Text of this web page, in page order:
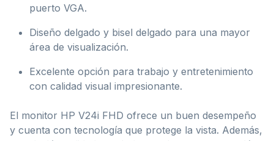
puerto VGA.
Diseño delgado y bisel delgado para una mayor
área de visualización.
Excelente opción para trabajo y entretenimiento
con calidad visual impresionante.
El monitor HP V24i FHD ofrece un buen desempeño
y cuenta con tecnología que protege la vista. Además,